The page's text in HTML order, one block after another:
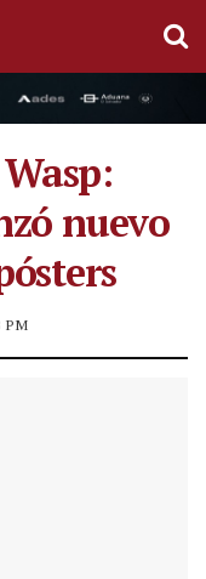
nuevo
PM